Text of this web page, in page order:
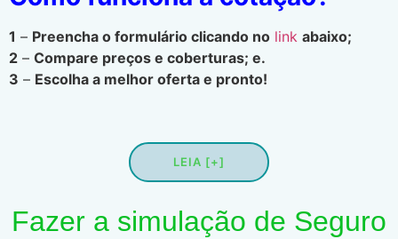
1 – Preencha o formulário clicando no link abaixo;
2 – Compare preços e coberturas; e.
3 – Escolha a melhor oferta e pronto!
LEIA [+]
Fazer a simulação de Seguro